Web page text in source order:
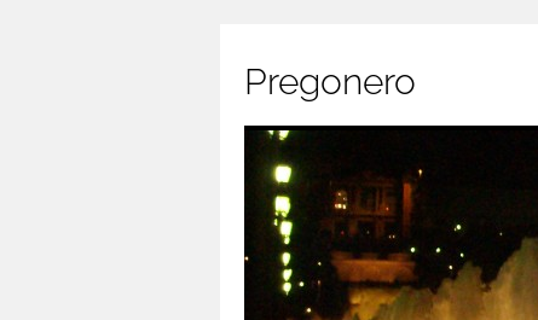
Pregonero